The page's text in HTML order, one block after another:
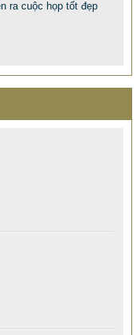
ĐẨY HÀNH LÝ SÂN
TINTA
ra cuộc họp tốt đẹp